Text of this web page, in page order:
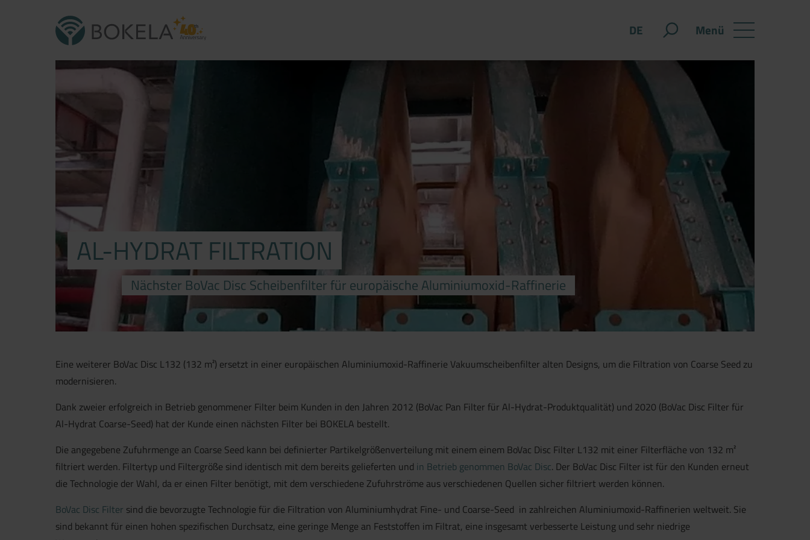
Menü
DE
AL-HYDRAT FILTRATION
Nächster BoVac Disc Scheibenfilter für europäische Aluminiumoxid-Raffinerie
Eine weiterer BoVac Disc L132 (132 m²) ersetzt in einer europäischen Aluminiumoxid-Raffinerie Vakuumscheibenfilter alten Designs, um die Filtration von Coarse Seed zu
modernisieren.
Dank zweier erfolgreich in Betrieb genommener Filter beim Kunden in den Jahren 2012 (BoVac Pan Filter für Al-Hydrat-Produktqualität) und 2020 (BoVac Disc Filter für
Al-Hydrat Coarse-Seed) hat der Kunde einen nächsten Filter bei BOKELA bestellt.
Die angegebene Zufuhrmenge an Coarse Seed kann bei definierter Partikelgrößenverteilung mit einem einem BoVac Disc Filter L132 mit einer Filterfläche von 132 m²
filtriert werden. Filtertyp und Filtergröße sind identisch mit dem bereits gelieferten und in Betrieb genommen BoVac Disc. Der BoVac Disc Filter ist für den Kunden erneut
die Technologie der Wahl, da er einen Filter benötigt, mit dem verschiedene Zufuhrströme aus verschiedenen Quellen sicher filtriert werden können.
BoVac Disc Filter sind die bevorzugte Technologie für die Filtration von Aluminiumhydrat Fine- und Coarse-Seed in zahlreichen Aluminiumoxid-Raffinerien weltweit. Sie
sind bekannt für einen hohen spezifischen Durchsatz, eine geringe Menge an Feststoffen im Filtrat, eine insgesamt verbesserte Leistung und sehr niedrige